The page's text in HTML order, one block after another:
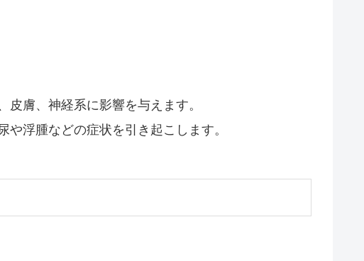
皮膚、神経系に影響を与えます。
や浮腫などの症状を引き起こします。